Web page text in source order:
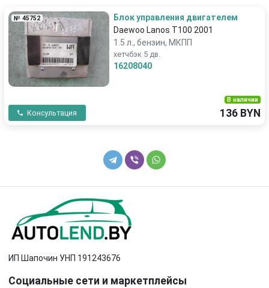
№ 45752
Блок управления двигателем
Daewoo Lanos T100 2001
1.5 л., бензин, МКПП
хетчбэк 5 дв.
16208040
Консультация
В наличии
136 BYN
ИП Шапочин УНП 191243676
Социальные сети и маркетплейсы